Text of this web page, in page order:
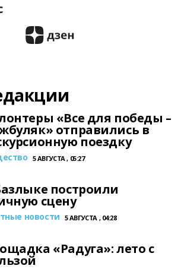
«Все для победы –
отправились в
поездку
5 АВГУСТА , 05:27
построили
сцену
новости 5 АВГУСТА , 04:28
«Радуга»: лето с